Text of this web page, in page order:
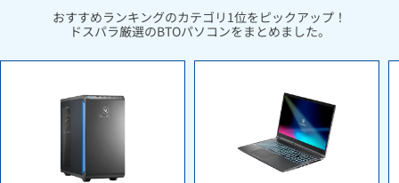
おすすめランキングのカテゴリ1位をピックアップ！
ドスパラ厳選のBTOパソコンをまとめました。